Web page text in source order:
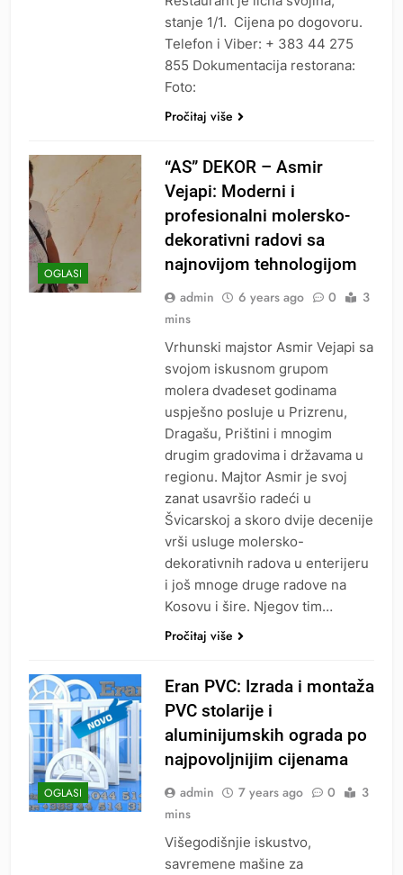
stanje 1/1. Cijena po dogovoru.
Telefon i Viber: + 3‎83 44 275
855 Dokumentacija restorana:
Foto:
Pročitaj više
OGLASI
“AS” DEKOR – Asmir
Vejapi: Moderni i
profesionalni molersko-
dekorativni radovi sa
najnovijom tehnologijom
admin 6 years ago 0
3
mins
Vrhunski majstor Asmir Vejapi sa
svojom iskusnom grupom
molera dvadeset godinama
uspješno posluje u Prizrenu,
Dragašu, Prištini i mnogim
drugim gradovima i državama u
regionu. Majtor Asmir je svoj
zanat usavršio radeći u
Švicarskoj a skoro dvije decenije
vrši usluge molersko-
dekorativnih radova u enterijeru
i još mnoge druge radove na
Kosovu i šire. Njegov tim…
Pročitaj više
OGLASI
Eran PVC: Izrada i montaža
PVC stolarije i
aluminijumskih ograda po
najpovoljnijim cijenama
admin 7 years ago 0
3
mins
Višegodišnjie iskustvo,
savremene mašine za